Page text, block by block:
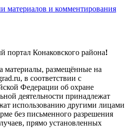
материалов и комментирования
Конаковского района!
материалы, размещённые на
в соответствии с
Федерации об охране
деятельности принадлежат
использованию другими лицами
без письменного разрешения
прямо установленных